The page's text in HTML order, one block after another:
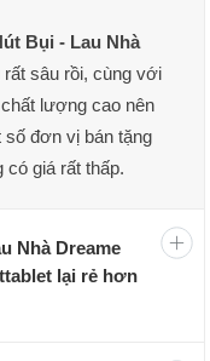
điều khiển, chiếc máy
được hoạt động độc lập
một robot di động tích
một trạm sạc đa năng
sàn ướt, sau đó tự động
mà không cần sự can
Bụi - Lau Nhà
rất sâu rồi, cùng với
lượng cao nên
đơn vị bán tặng
giá rất thấp.
Nhà Dreame
lại rẻ hơn